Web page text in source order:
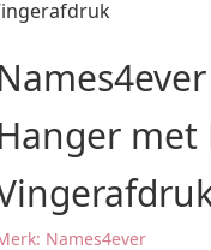
Hanger met
Names4ever